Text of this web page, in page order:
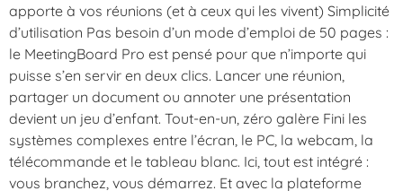
apporte à vos réunions (et à ceux qui les vivent) Simplicité
d’utilisation Pas besoin d’un mode d’emploi de 50 pages :
le MeetingBoard Pro est pensé pour que n’importe qui
puisse s’en servir en deux clics. Lancer une réunion,
partager un document ou annoter une présentation
devient un jeu d’enfant. Tout-en-un, zéro galère Fini les
systèmes complexes entre l’écran, le PC, la webcam, la
télécommande et le tableau blanc. Ici, tout est intégré :
vous branchez, vous démarrez. Et avec la plateforme